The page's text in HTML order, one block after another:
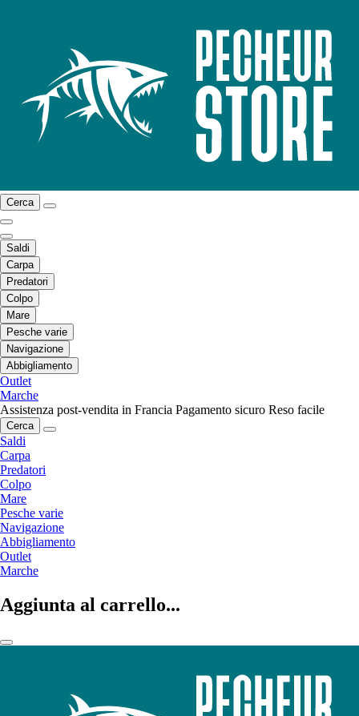
Cerca
Saldi
Carpa
Predatori
Colpo
Mare
Pesche varie
Navigazione
Abbigliamento
Outlet
Marche
Assistenza post-vendita in Francia Pagamento sicuro Reso facile
Cerca
Saldi
Carpa
Predatori
Colpo
Mare
Pesche varie
Navigazione
Abbigliamento
Outlet
Marche
Aggiunta al carrello...